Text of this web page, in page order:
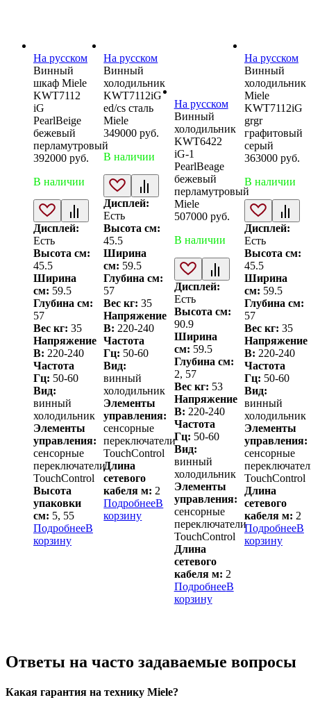
На русском
Винный
шкаф Miele
KWT7112
iG
PearlBeige
бежевый
перламутровый
392000 руб.
В наличии
Дисплей:
Есть
Высота см:
45.5
Ширина
см: 59.5
Глубина см:
57
Вес кг: 35
Напряжение
В: 220-240
Частота
Гц: 50-60
Вид:
винный
холодильник
Элементы
управления:
сенсорные
переключатели
TouchControl
Высота
упаковки
см: 5, 55
ПодробнееВ
корзину
На русском
Винный
холодильник
KWT7112iG
ed/cs сталь
Miele
349000руб.
В наличии
Дисплей:
Есть
Высота см:
45.5
Ширина
см: 59.5
Глубина см:
57
Вес кг: 35
Напряжение
В: 220-240
Частота
Гц: 50-60
Вид:
винный
холодильник
Элементы
управления:
сенсорные
переключатели
TouchControl
Длина
сетевого
кабеля м: 2
ПодробнееВ
корзину
На русском
Винный
холодильник
KWT6422
iG-1
PearlBeage
бежевый
перламутровый
Miele
507000 руб.
В наличии
Дисплей:
Есть
Высота см:
90.9
Ширина
см: 59.5
Глубина см:
2, 57
Вес кг: 53
Напряжение
В: 220-240
Частота
Гц: 50-60
Вид:
винный
холодильник
Элементы
управления:
сенсорные
переключатели
TouchControl
Длина
сетевого
кабеля м: 2
ПодробнееВ
корзину
На русском
Винный
холодильник
Miele
KWT7112iG
grgr
графитовый
серый
363000 руб.
В наличии
Дисплей:
Есть
Высота см:
45.5
Ширина
см: 59.5
Глубина см:
57
Вес кг: 35
Напряжение
В: 220-240
Частота
Гц: 50-60
Вид:
винный
холодильник
Элементы
управления:
сенсорные
TouchControl
Длина
сетевого
кабеля м: 2
ПодробнееВ
корзину
Ответы на часто задаваемые вопросы
Какая гарантия на технику Miele?